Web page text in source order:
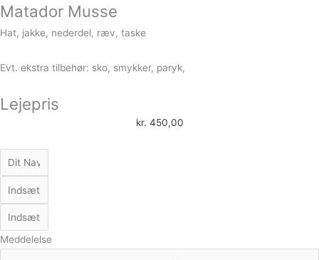
Matador Musse
Hat, jakke, nederdel, ræv, taske
Evt. ekstra tilbehør: sko, smykker, paryk,
Lejepris
kr. 450,00
Meddelelse